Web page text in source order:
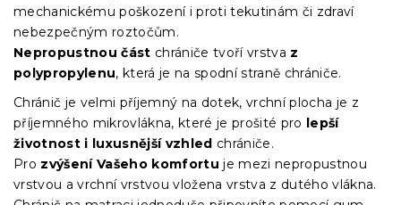
mechanickému poškození i proti tekutinám či zdraví
nebezpečným roztočům.
Nepropustnou část chrániče tvoří vrstva z
polypropylenu, která je na spodní straně chrániče.
Chránič je velmi příjemný na dotek, vrchní plocha je z
příjemného mikrovlákna, které je prošité pro lepší
životnost i luxusnější vzhled chrániče.
Pro zvýšení Vašeho komfortu je mezi nepropustnou
vrstvou a vrchní vrstvou vložena vrstva z dutého vlákna.